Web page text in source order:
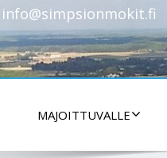
info@simpsionmokit.fi
MAJOITTUVALLE